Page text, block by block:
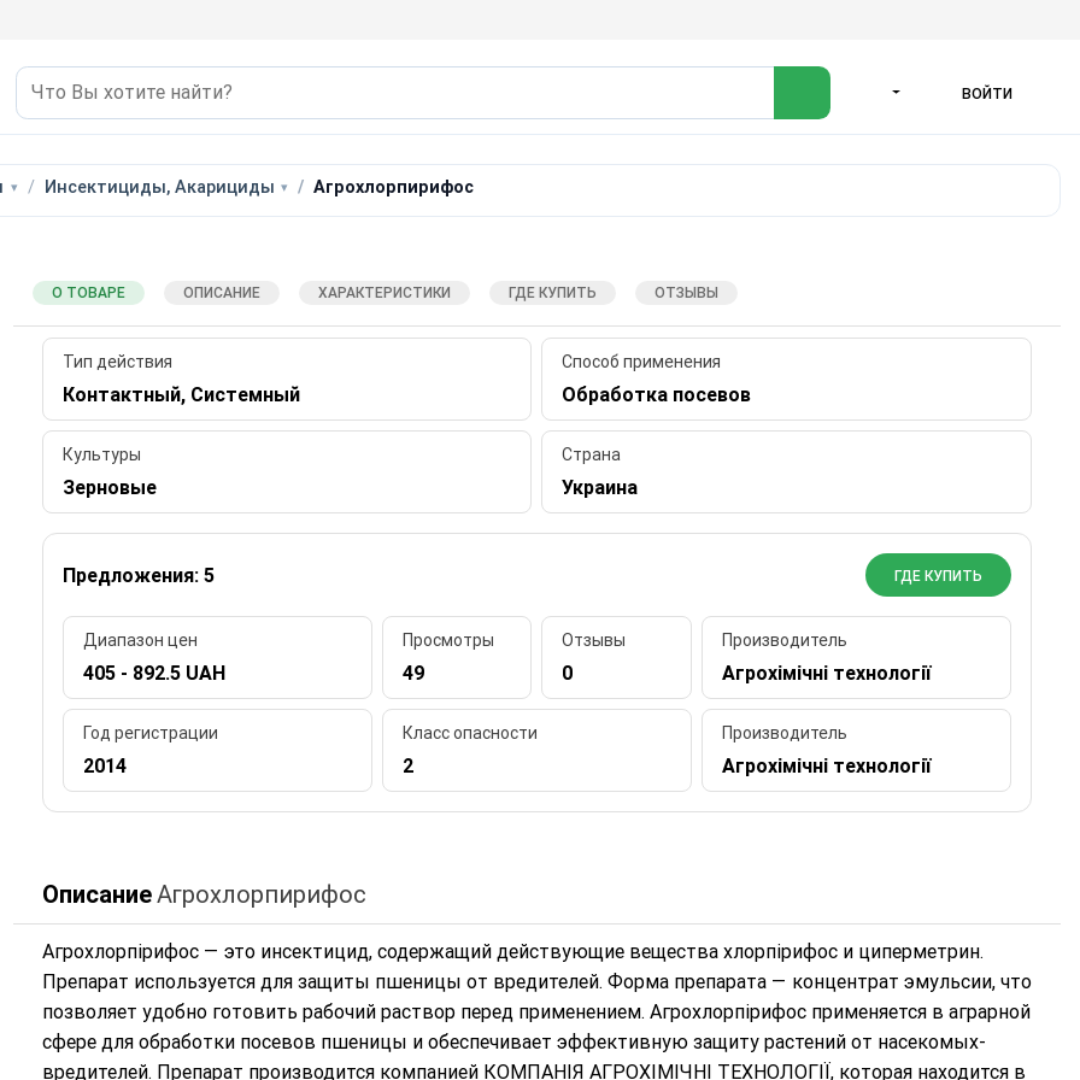
ВОЙТИ
Инсектициды, Акарициды Агрохлорпирифос
О ТОВАРЕ ОПИСАНИЕ ХАРАКТЕРИСТИКИ ГДЕ КУПИТЬ ОТЗЫВЫ
Тип действия
Контактный, Системный
Способ применения
Обработка посевов
Культуры
Зерновые
Страна
Украина
Предложения: 5 ГДЕ КУПИТЬ
Диапазон цен
405 - 892.5 UAH
Просмотры
49
Отзывы
0
Производитель
Агрохімічні технології
Год регистрации
2014
Класс опасности
2
Производитель
Агрохімічні технології
ОписаниеАгрохлорпирифос
Агрохлорпірифос — это инсектицид, содержащий действующие вещества хлорпірифос и циперметрин.
Препарат используется для защиты пшеницы от вредителей. Форма препарата — концентрат эмульсии, что
позволяет удобно готовить рабочий раствор перед применением. Агрохлорпірифос применяется в аграрной
сфере для обработки посевов пшеницы и обеспечивает эффективную защиту растений от насекомых-
вредителей. Препарат производится компанией КОМПАНІЯ АГРОХІМІЧНІ ТЕХНОЛОГІЇ, которая находится в